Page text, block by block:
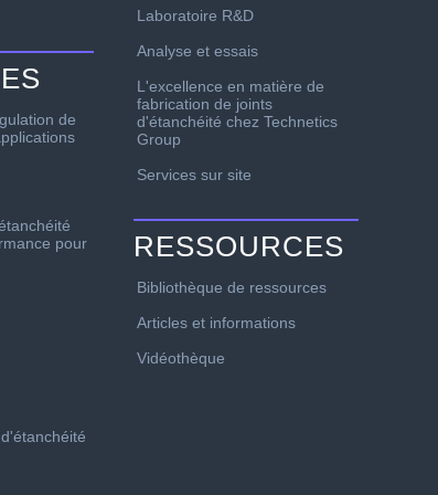
de
pour
Laboratoire R&D
Analyse et essais
L'excellence en matière de
fabrication de joints
d'étanchéité chez Technetics
Group
Services sur site
RESSOURCES
Bibliothèque de ressources
Articles et informations
Vidéothèque